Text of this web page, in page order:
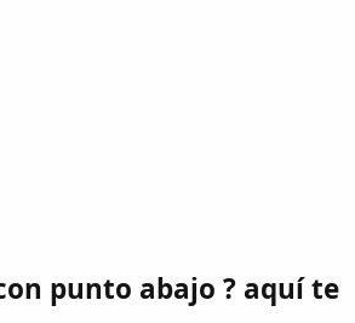
punto abajo ? aquí te